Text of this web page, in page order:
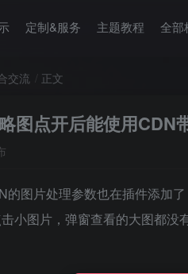
定制&服务 主题教程 全部
交流 正文
图点开后能使用CDN
图片处理参数也在插件添加
小图片，弹窗查看的大图都没